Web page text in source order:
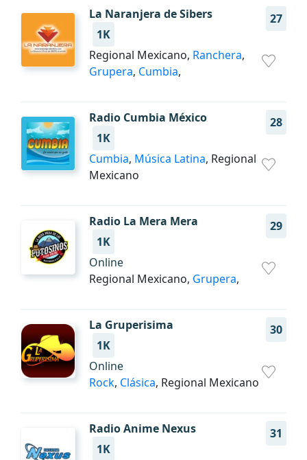
La Naranjera de Sibers
27
1K
Regional Mexicano, Ranchera,
Grupera, Cumbia,
Radio Cumbia México
28
1K
Cumbia, Música Latina, Regional
Mexicano
Radio La Mera Mera
29
1K
Online
Regional Mexicano, Grupera,
La Gruperisima
30
1K
Online
Rock, Clásica, Regional Mexicano
Radio Anime Nexus
31
1K